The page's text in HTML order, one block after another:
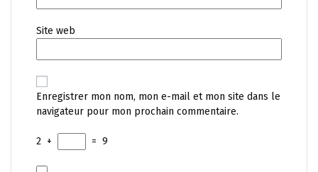
Site web
Enregistrer mon nom, mon e-mail et mon site dans le
navigateur pour mon prochain commentaire.
2 + = 9